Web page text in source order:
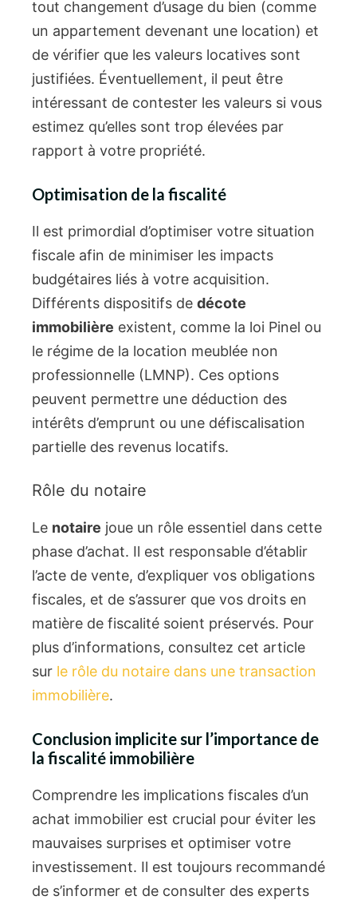
tout changement d’usage du bien (comme
un appartement devenant une location) et
de vérifier que les valeurs locatives sont
justifiées. Éventuellement, il peut être
intéressant de contester les valeurs si vous
estimez qu’elles sont trop élevées par
rapport à votre propriété.
Optimisation de la fiscalité
Il est primordial d’optimiser votre situation
fiscale afin de minimiser les impacts
budgétaires liés à votre acquisition.
Différents dispositifs de décote
immobilière existent, comme la loi Pinel ou
le régime de la location meublée non
professionnelle (LMNP). Ces options
peuvent permettre une déduction des
intérêts d’emprunt ou une défiscalisation
partielle des revenus locatifs.
Rôle du notaire
Le notaire joue un rôle essentiel dans cette
phase d’achat. Il est responsable d’établir
l’acte de vente, d’expliquer vos obligations
fiscales, et de s’assurer que vos droits en
matière de fiscalité soient préservés. Pour
plus d’informations, consultez cet article
sur le rôle du notaire dans une transaction
immobilière.
Conclusion implicite sur l’importance de
la fiscalité immobilière
Comprendre les implications fiscales d’un
achat immobilier est crucial pour éviter les
mauvaises surprises et optimiser votre
investissement. Il est toujours recommandé
de s’informer et de consulter des experts